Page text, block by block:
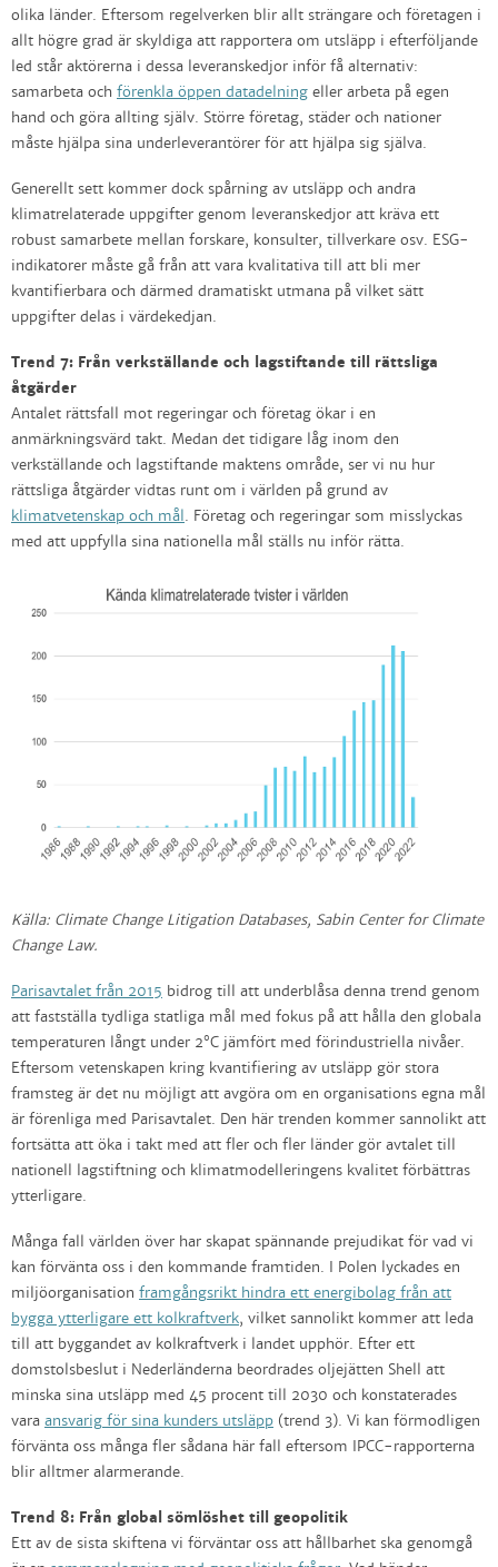
olika länder. Eftersom regelverken blir allt strängare och företagen i
allt högre grad är skyldiga att rapportera om utsläpp i efterföljande
led står aktörerna i dessa leveranskedjor inför få alternativ:
samarbeta och förenkla öppen datadelning eller arbeta på egen
hand och göra allting själv. Större företag, städer och nationer
måste hjälpa sina underleverantörer för att hjälpa sig själva.
Generellt sett kommer dock spårning av utsläpp och andra
klimatrelaterade uppgifter genom leveranskedjor att kräva ett
robust samarbete mellan forskare, konsulter, tillverkare osv. ESG-
indikatorer måste gå från att vara kvalitativa till att bli mer
kvantifierbara och därmed dramatiskt utmana på vilket sätt
uppgifter delas i värdekedjan.
Trend 7: Från verkställande och lagstiftande till rättsliga
åtgärder
Antalet rättsfall mot regeringar och företag ökar i en
anmärkningsvärd takt. Medan det tidigare låg inom den
verkställande och lagstiftande maktens område, ser vi nu hur
rättsliga åtgärder vidtas runt om i världen på grund av
klimatvetenskap och mål . Företag och regeringar som misslyckas
med att uppfylla sina nationella mål ställs nu inför rätta.
Källa: Climate Change Litigation Databases, Sabin Center for Climate
Change Law.
Parisavtalet från 2015 bidrog till att underblåsa denna trend genom
att fastställa tydliga statliga mål med fokus på att hålla den globala
temperaturen långt under 2°C jämfört med förindustriella nivåer.
Eftersom vetenskapen kring kvantifiering av utsläpp gör stora
framsteg är det nu möjligt att avgöra om en organisations egna mål
är förenliga med Parisavtalet. Den här trenden kommer sannolikt att
fortsätta att öka i takt med att fler och fler länder gör avtalet till
nationell lagstiftning och klimatmodelleringens kvalitet förbättras
ytterligare.
Många fall världen över har skapat spännande prejudikat för vad vi
kan förvänta oss i den kommande framtiden. I Polen lyckades en
miljöorganisation framgångsrikt hindra ett energibolag från att
bygga ytterligare ett kolkraftverk, vilket sannolikt kommer att leda
till att byggandet av kolkraftverk i landet upphör. Efter ett
domstolsbeslut i Nederländerna beordrades oljejätten Shell att
minska sina utsläpp med 45 procent till 2030 och konstaterades
vara ansvarig för sina kunders utsläpp (trend 3). Vi kan förmodligen
förvänta oss många fler sådana här fall eftersom IPCC-rapporterna
blir alltmer alarmerande.
Trend 8: Från global sömlöshet till geopolitik
Ett av de sista skiftena vi förväntar oss att hållbarhet ska genomgå